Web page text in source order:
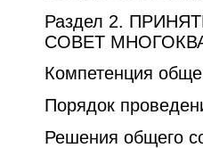
Раздел 2.
СОВЕТ
Компетенция
Порядок
Решения общего